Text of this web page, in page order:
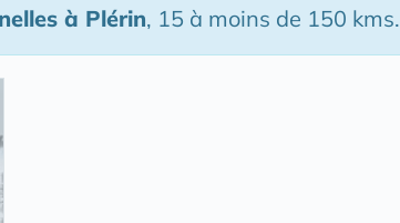
à Plérin, 15 à moins de 150 kms.